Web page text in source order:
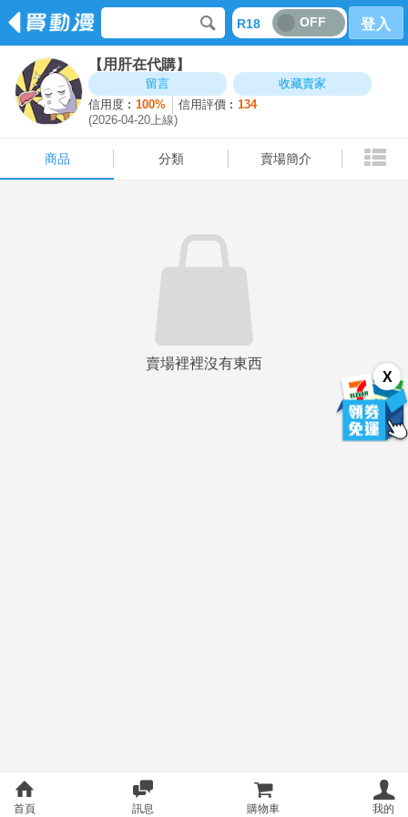
R18 OFF 登入
【用肝在代購】
留言
收藏賣家
信用度︰100% 信用評價︰134
(2026-04-20上線)
商品 分類 賣場簡介
X
賣場裡裡沒有東西
商品 分類
首頁 訊息 購物車 我的